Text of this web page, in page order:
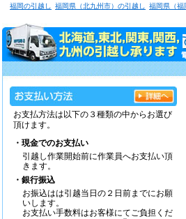
福岡の引越し
福岡県（北九州市）の引越し 福岡県（福
お支払方法は以下の３種類の中からお選び
頂けます。
・現金でのお支払い
引越し作業開始前に作業員へお支払い頂
きます。
・銀行振込
お振込はは引越当日の２日前までにお願
いします。
お支払い手数料はお客様にてご負担くだ